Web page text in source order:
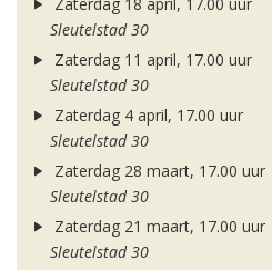
Zaterdag 18 april, 17.00 uur
Sleutelstad 30
Zaterdag 11 april, 17.00 uur
Sleutelstad 30
Zaterdag 4 april, 17.00 uur
Sleutelstad 30
Zaterdag 28 maart, 17.00 uur
Sleutelstad 30
Zaterdag 21 maart, 17.00 uur
Sleutelstad 30